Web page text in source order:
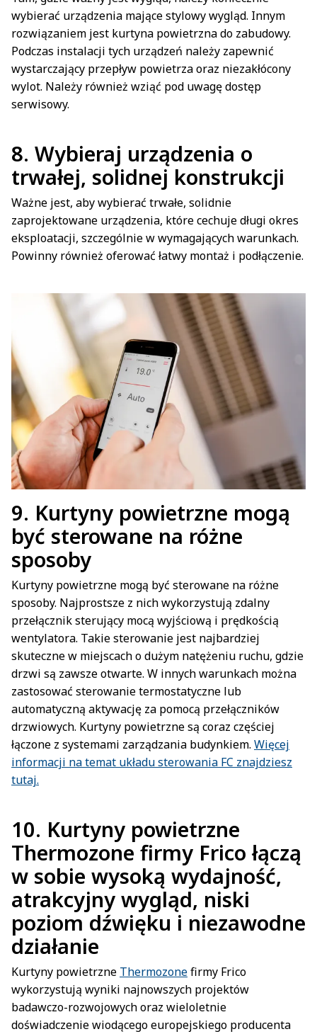
wybierać urządzenia mające stylowy wygląd. Innym
rozwiązaniem jest kurtyna powietrzna do zabudowy.
Podczas instalacji tych urządzeń należy zapewnić
wystarczający przepływ powietrza oraz niezakłócony
wylot. Należy również wziąć pod uwagę dostęp
serwisowy.
8. Wybieraj urządzenia o
trwałej, solidnej konstrukcji
Ważne jest, aby wybierać trwałe, solidnie
zaprojektowane urządzenia, które cechuje długi okres
eksploatacji, szczególnie w wymagających warunkach.
Powinny również oferować łatwy montaż i podłączenie.
9. Kurtyny powietrzne mogą
być sterowane na różne
sposoby
Kurtyny powietrzne mogą być sterowane na różne
sposoby. Najprostsze z nich wykorzystują zdalny
przełącznik sterujący mocą wyjściową i prędkością
wentylatora. Takie sterowanie jest najbardziej
skuteczne w miejscach o dużym natężeniu ruchu, gdzie
drzwi są zawsze otwarte. W innych warunkach można
zastosować sterowanie termostatyczne lub
automatyczną aktywację za pomocą przełączników
drzwiowych. Kurtyny powietrzne są coraz częściej
łączone z systemami zarządzania budynkiem. Więcej
informacji na temat układu sterowania FC znajdziesz
tutaj.
10. Kurtyny powietrzne
Thermozone firmy Frico łączą
w sobie wysoką wydajność,
atrakcyjny wygląd, niski
poziom dźwięku i niezawodne
działanie
Kurtyny powietrzne Thermozonefirmy Frico
wykorzystują wyniki najnowszych projektów
badawczo-rozwojowych oraz wieloletnie
doświadczenie wiodącego europejskiego producenta